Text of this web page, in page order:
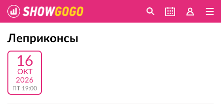
Леприконсы
16
ОКТ
2026
ПТ 19:00